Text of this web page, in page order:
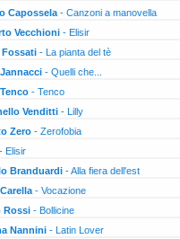
Capossela- Canzoni a manovella
Vecchioni - Elisir
Fossati - La pianta del tè
- Quelli che...
- Tenco
Venditti - Lilly
Zero - Zerofobia
- Elisir
Branduardi - Alla fiera dell'est
- Vocazione
Rossi - Bollicine
Nannini - Latin Lover